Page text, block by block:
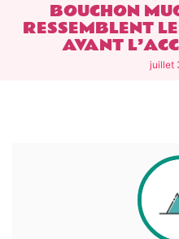
BOUCHON
RESSEMBLENT
AVANT
juillet